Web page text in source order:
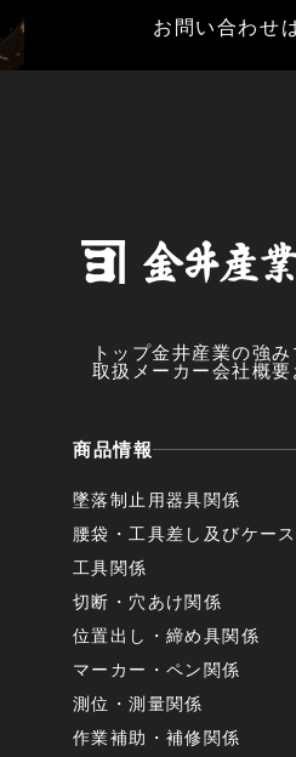
お問い合わせ
トップ金井産業の強み
取扱メーカー会社概要
商品情報
墜落制止用器具関係
腰袋・工具差し及びケー
工具関係
切断・穴あけ関係
位置出し・締め具関係
マーカー・ペン関係
測位・測量関係
作業補助・補修関係